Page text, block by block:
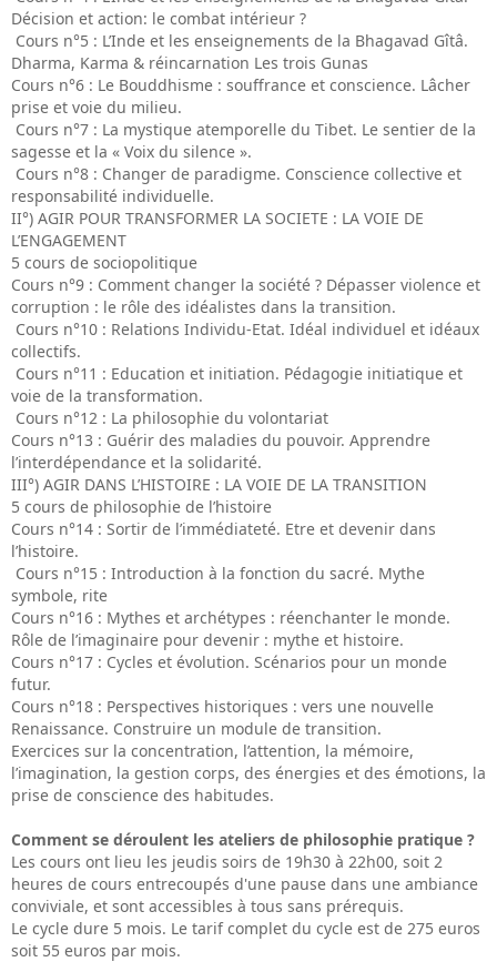
Décision et action: le combat intérieur ?
Cours n°5 : L’Inde et les enseignements de la Bhagavad Gîtâ.
Dharma, Karma & réincarnation Les trois Gunas
Cours n°6 : Le Bouddhisme : souffrance et conscience. Lâcher
prise et voie du milieu.
Cours n°7 : La mystique atemporelle du Tibet. Le sentier de la
sagesse et la « Voix du silence ».
Cours n°8 : Changer de paradigme. Conscience collective et
responsabilité individuelle.
II°) AGIR POUR TRANSFORMER LA SOCIETE : LA VOIE DE
L’ENGAGEMENT
5 cours de sociopolitique
Cours n°9 : Comment changer la société ? Dépasser violence et
corruption : le rôle des idéalistes dans la transition.
Cours n°10 : Relations Individu-Etat. Idéal individuel et idéaux
collectifs.
Cours n°11 : Education et initiation. Pédagogie initiatique et
voie de la transformation.
Cours n°12 : La philosophie du volontariat
Cours n°13 : Guérir des maladies du pouvoir. Apprendre
l’interdépendance et la solidarité.
III°) AGIR DANS L’HISTOIRE : LA VOIE DE LA TRANSITION
5 cours de philosophie de l’histoire
Cours n°14 : Sortir de l’immédiateté. Etre et devenir dans
l’histoire.
Cours n°15 : Introduction à la fonction du sacré. Mythe
symbole, rite
Cours n°16 : Mythes et archétypes : réenchanter le monde.
Rôle de l’imaginaire pour devenir : mythe et histoire.
Cours n°17 : Cycles et évolution. Scénarios pour un monde
futur.
Cours n°18 : Perspectives historiques : vers une nouvelle
Renaissance. Construire un module de transition.
Exercices sur la concentration, l’attention, la mémoire,
l’imagination, la gestion corps, des énergies et des émotions, la
prise de conscience des habitudes.
Comment se déroulent les ateliers de philosophie pratique ?
Les cours ont lieu les jeudis soirs de 19h30 à 22h00, soit 2
heures de cours entrecoupés d'une pause dans une ambiance
conviviale, et sont accessibles à tous sans prérequis.
Le cycle dure 5 mois. Le tarif complet du cycle est de 275 euros
soit 55 euros par mois.